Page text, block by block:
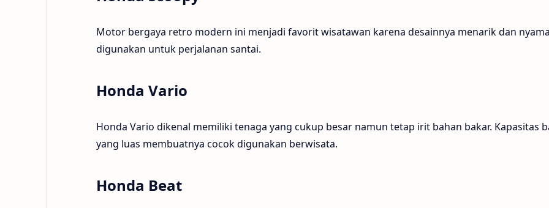
Motor bergaya retro modern ini menjadi favorit wisatawan karena desainnya menarik dan
digunakan untuk perjalanan santai.
Honda Vario
Honda Vario dikenal memiliki tenaga yang cukup besar namun tetap irit bahan bakar. Kapasitas
yang luas membuatnya cocok digunakan berwisata.
Honda Beat